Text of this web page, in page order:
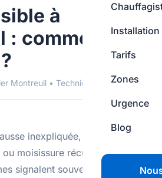
Installation
Tarifs
Zones
Urgence
Blog
à
: comment la
Montreuil • Techniques
inexpliquée, tache
moisissure récurrente sur un
signalent souvent une fuite